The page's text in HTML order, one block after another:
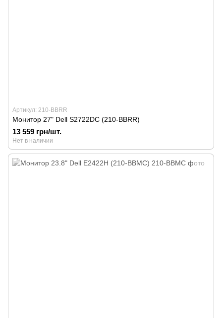
Артикул: 210-BBRR
Монитор 27" Dell S2722DC (210-BBRR)
13 559 грн/шт.
Нет в наличии